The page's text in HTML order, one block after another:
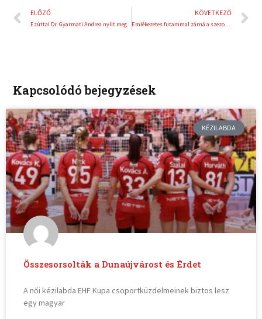
Előző
ELŐZŐ
Ezúttal Dr. Gyarmati Andrea nyílt meg
KÖVETKEZŐ
Emlékezetes futammal zárná a szezont a Pro Racers duója
Kapcsolódó bejegyzések
KÉZILABDA
Összesorsolták a Dunaújvárost és Érdet
A női kézilabda EHF Kupa csoportküzdelmeinek biztos lesz
egy magyar